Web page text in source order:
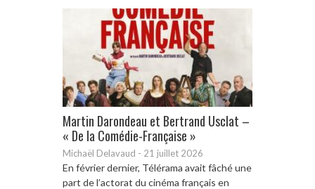
Martin Darondeau et Bertrand Usclat –
« De la Comédie-Française »
Michaël Delavaud - 21 juillet 2026
En février dernier, Télérama avait fâché une
part de l’actorat du cinéma français en